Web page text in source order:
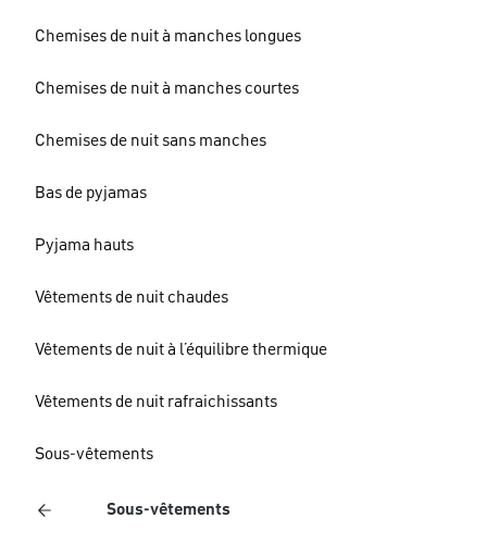
Chemises de nuit à manches longues
Chemises de nuit à manches courtes
Chemises de nuit sans manches
Bas de pyjamas
Pyjama hauts
Vêtements de nuit chaudes
Vêtements de nuit à l’équilibre thermique
Vêtements de nuit rafraichissants
Sous-vêtements
Sous-vêtements